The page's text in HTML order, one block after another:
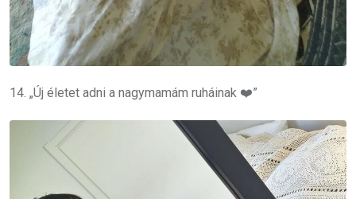
14. „Új életet adni a nagymamám ruháinak ❤️”